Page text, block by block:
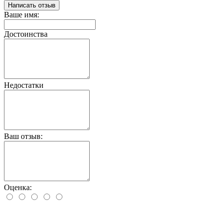
Написать отзыв
Ваше имя:
Достоинства
Недостатки
Ваш отзыв:
Оценка: